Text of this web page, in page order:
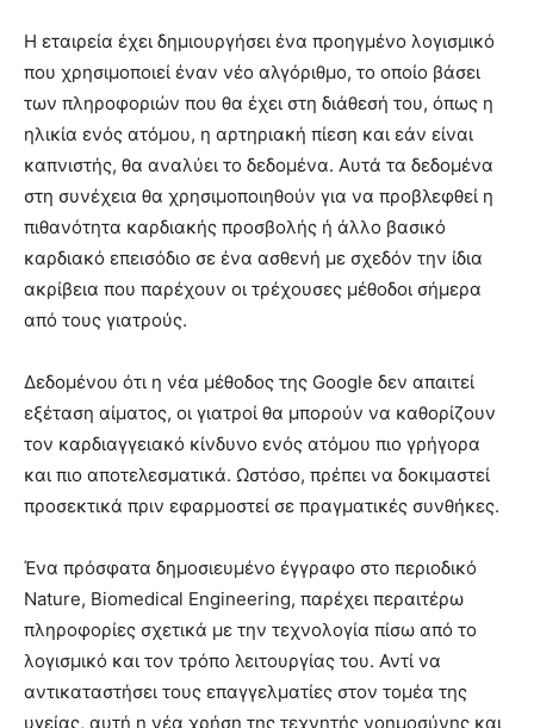
Η εταιρεία έχει δημιουργήσει ένα προηγμένο λογισμικό
που χρησιμοποιεί έναν νέο αλγόριθμο, το οποίο βάσει
των πληροφοριών που θα έχει στη διάθεσή του, όπως η
ηλικία ενός ατόμου, η αρτηριακή πίεση και εάν είναι
καπνιστής, θα αναλύει το δεδομένα. Αυτά τα δεδομένα
στη συνέχεια θα χρησιμοποιηθούν για να προβλεφθεί η
πιθανότητα καρδιακής προσβολής ή άλλο βασικό
καρδιακό επεισόδιο σε ένα ασθενή με σχεδόν την ίδια
ακρίβεια που παρέχουν οι τρέχουσες μέθοδοι σήμερα
από τους γιατρούς.
Δεδομένου ότι η νέα μέθοδος της Google δεν απαιτεί
εξέταση αίματος, οι γιατροί θα μπορούν να καθορίζουν
τον καρδιαγγειακό κίνδυνο ενός ατόμου πιο γρήγορα
και πιο αποτελεσματικά. Ωστόσο, πρέπει να δοκιμαστεί
προσεκτικά πριν εφαρμοστεί σε πραγματικές συνθήκες.
Ένα πρόσφατα δημοσιευμένο έγγραφο στο περιοδικό
Nature, Biomedical Engineering, παρέχει περαιτέρω
πληροφορίες σχετικά με την τεχνολογία πίσω από το
λογισμικό και τον τρόπο λειτουργίας του. Αντί να
αντικαταστήσει τους επαγγελματίες στον τομέα της
υγείας, αυτή η νέα χρήση της τεχνητής νοημοσύνης και